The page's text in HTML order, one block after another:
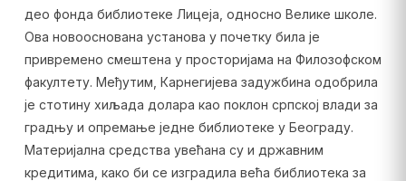
део фонда библиотеке Лицеја, односно Велике школе.
Ова новооснована установа у почетку била је
привремено смештена у просторијама на Филозофском
факултету. Међутим, Карнегијева задужбина одобрила
је стотину хиљада долара као поклон српској влади за
градњу и опремање једне библиотеке у Београду.
Материјална средства увећана су и државним
кредитима, како би се изградила већа библиотека за